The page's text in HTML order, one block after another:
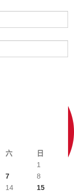
六 日
1
7
8
14
15